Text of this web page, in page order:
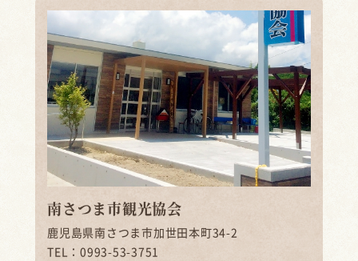
南さつま市観光協会
鹿児島県南さつま市加世田本町34-2
TEL：0993-53-3751